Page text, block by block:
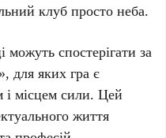
клуб просто неба.
спостерігати за
для яких гра є
і місцем сили. Цей
життя